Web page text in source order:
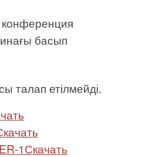
конференция
басып
талап етілмейді.
1Скачать